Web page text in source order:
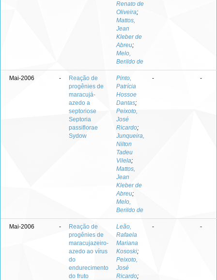
Renato de
Oliveira;
Mattos,
Jean
Kleber de
Abreu;
Melo,
Berildo de
Mai-2006 -
Reação de
progênies de
maracujá-
azedo a
septoriose
Septoria
passiflorae
Sydow
Pinto,
Patrícia
Hossoe
Dantas;
Peixoto,
José
Ricardo;
Junqueira,
Nilton
Tadeu
Vilela;
Mattos,
Jean
Kleber de
Abreu;
Melo,
Berildo de
- -
Mai-2006 -
Reação de
progênies de
maracujazeiro-
azedo ao vírus
do
endurecimento
do fruto
Leão,
Rafaela
Mariana
Kososki;
Peixoto,
José
Ricardo;
- -